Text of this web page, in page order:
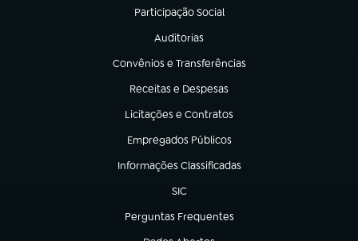
Participação Social
(abre em nova aba)
Auditorias
(abre em nova aba)
Convênios e Transferências
(abre em nova aba)
Receitas e Despesas
(abre em nova aba)
Licitações e Contratos
(abre em nova aba)
Empregados Públicos
(abre em nova aba)
Informações Classificadas
(abre em nova aba)
SIC
(abre em nova aba)
Perguntas Frequentes
(abre em nova aba)